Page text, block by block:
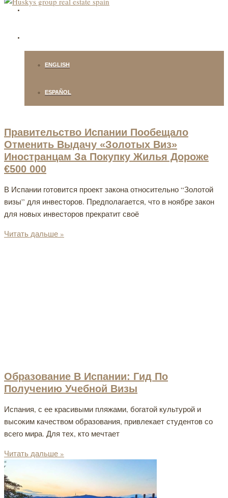
ENGLISH
ESPAÑOL
Правительство Испании Пообещало
Отменить Выдачу «Золотых Виз»
Иностранцам За Покупку Жилья Дороже
€500 000
В Испании готовится проект закона относительно “Золотой
визы” для инвесторов. Предполагается, что в ноябре закон
для новых инвесторов прекратит своё
Читать дальше »
Образование В Испании: Гид По
Получению Учебной Визы
Испания, с ее красивыми пляжами, богатой культурой и
высоким качеством образования, привлекает студентов со
всего мира. Для тех, кто мечтает
Читать дальше »